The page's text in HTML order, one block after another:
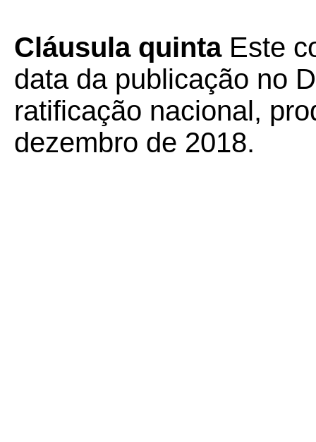
Cláusula quinta Este
data da publicação no
ratificação nacional,
dezembro de 2018.